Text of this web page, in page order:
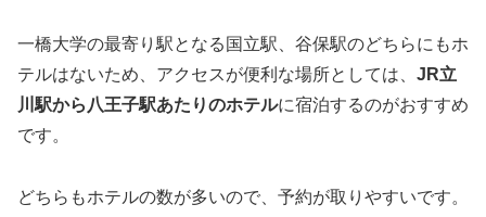
一橋大学の最寄り駅となる国立駅、谷保駅のどちらにもホ
テルはないため、アクセスが便利な場所としては、 JR立
川駅から八王子駅あたりのホテルに宿泊するのがおすすめ
です。
どちらもホテルの数が多いので、予約が取りやすいです。